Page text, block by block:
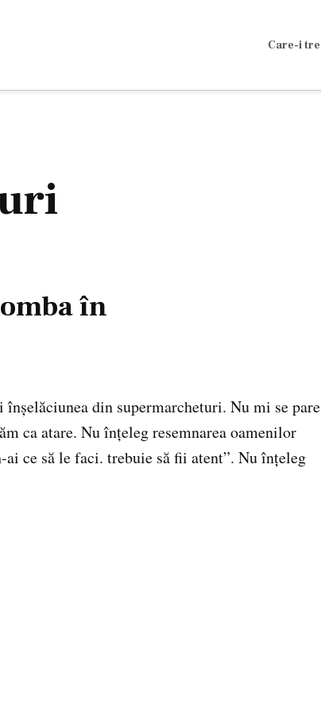
Care-i
în
din supermarcheturi. Nu mi se pare
ca atare. Nu înţeleg resemnarea oamenilor
ai ce să le faci. trebuie să fii atent”. Nu înţeleg